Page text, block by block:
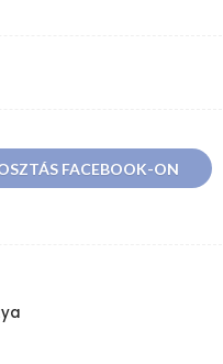
FACEBOOK-ON